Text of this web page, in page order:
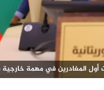
أول المغادرين في مهمة